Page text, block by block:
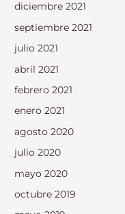
diciembre 2021
septiembre 2021
julio 2021
abril 2021
febrero 2021
enero 2021
agosto 2020
julio 2020
mayo 2020
octubre 2019